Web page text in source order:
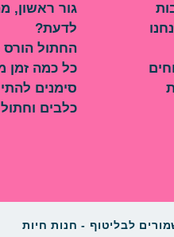
גור ראשון,
לדעת?
החתול
כל כמה זמן
סימנים
כלבים
לבליטוף - חנות חיות